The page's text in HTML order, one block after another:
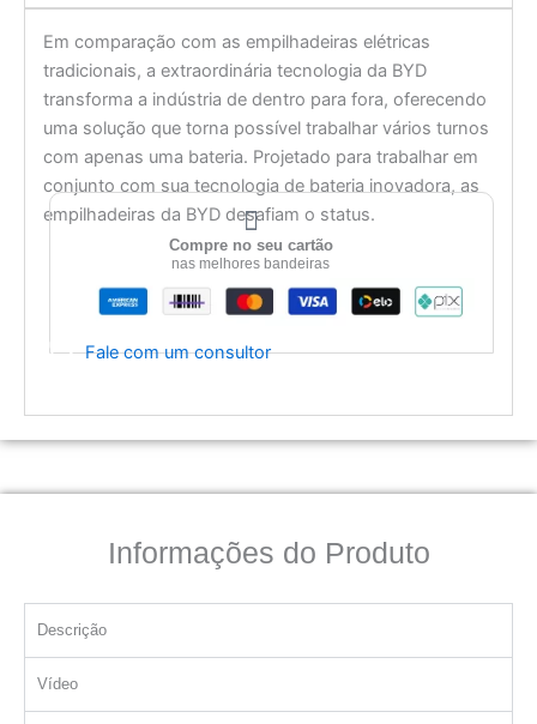
Em comparação com as empilhadeiras elétricas
tradicionais, a extraordinária tecnologia da BYD
transforma a indústria de dentro para fora, oferecendo
uma solução que torna possível trabalhar vários turnos
com apenas uma bateria. Projetado para trabalhar em
conjunto com sua tecnologia de bateria inovadora, as
empilhadeiras da BYD desafiam o status.
Compre no seu cartão
nas melhores bandeiras
Fale com um consultor
Informações do Produto
Descrição
Vídeo